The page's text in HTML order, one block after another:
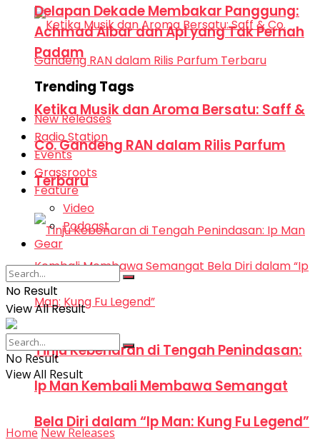
Ketika Musik dan Aroma Bersatu: Saff &
Co. Gandeng RAN dalam Rilis Parfum
Terbaru
Tinju Kebenaran di Tengah Penindasan:
Ip Man Kembali Membawa Semangat
Bela Diri dalam “Ip Man: Kung Fu Legend”
Delapan Dekade Membakar Panggung:
Achmad Albar dan Api yang Tak Pernah
Padam
Trending Tags
New Releases
Radio Station
Events
Grassroots
Feature
Video
Podcast
Gear
No Result
View All Result
No Result
View All Result
HomeNew Releases